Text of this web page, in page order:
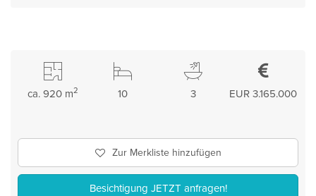
EUR 3.165.000
3
10
ca. 920 m2
Zur Merkliste hinzufügen
Besichtigung JETZT anfragen!